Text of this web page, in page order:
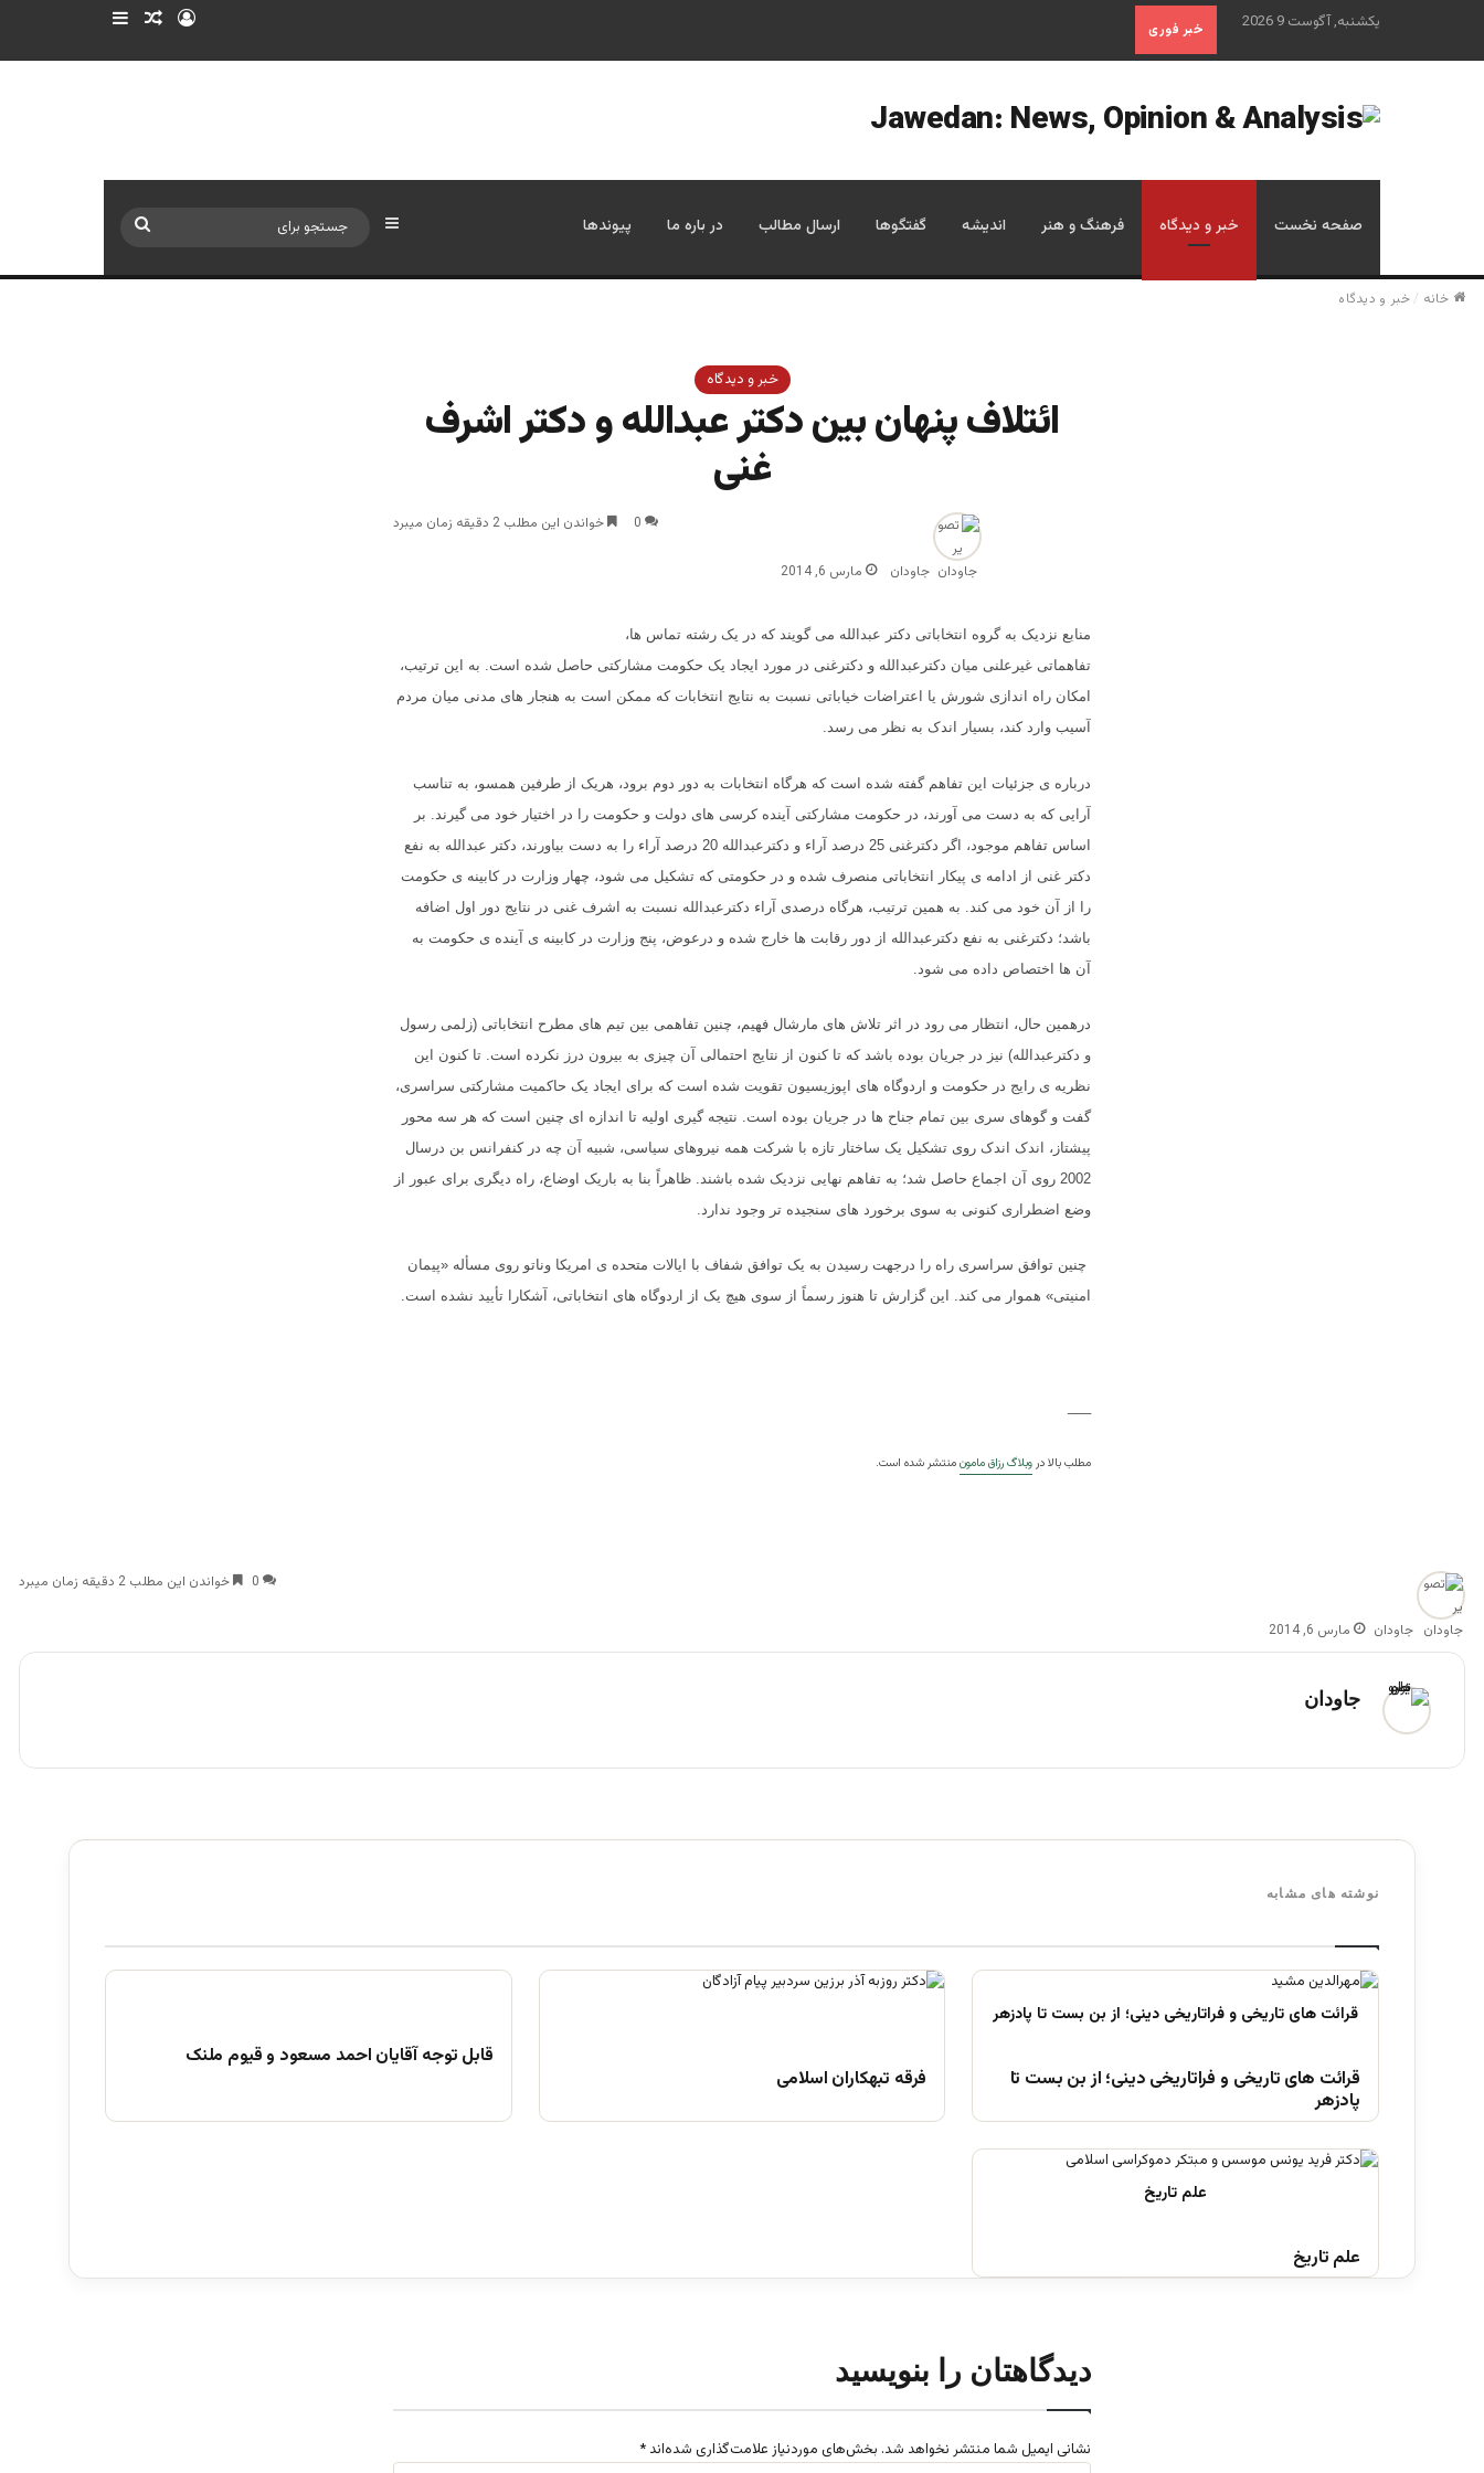
یکشنبه, آگوست 9 2026 خبر فوری ورود نوشته تصادفی
صفحه نخست خبر و دیدگاه فرهنگ و هنر اندیشه گفتگوها ارسال مطالب در باره ما پیوندها سایدبار
خانه /خبر و دیدگاه
خبر و دیدگاه
ائتلاف پنهان بین دکتر عبدالله و دکتر اشرف
غنی
جاودان مارس 6, 2014
0 خواندن این مطلب 2 دقیقه زمان میبرد
منابع نزدیک به گروه انتخاباتی دکتر عبدالله می گویند که در یک رشته تماس ها،
تفاهماتی غیرعلنی میان دکترعبدالله و دکترغنی در مورد ایجاد یک حکومت مشارکتی حاصل شده است. به این ترتیب،
امکان راه اندازی شورش یا اعتراضات خیاباتی نسبت به نتایج انتخابات که ممکن است به هنجار های مدنی میان مردم
آسیب وارد کند، بسیار اندک به نظر می رسد.
درباره ی جزئیات این تفاهم گفته شده است که هرگاه انتخابات به دور دوم برود، هریک از طرفین همسو، به تناسب
آرایی که به دست می آورند، در حکومت مشارکتی آینده کرسی های دولت و حکومت را در اختیار خود می گیرند. بر
اساس تفاهم موجود، اگر دکترغنی 25 درصد آراء و دکترعبدالله 20 درصد آراء را به دست بیاورند، دکتر عبدالله به نفع
دکتر غنی از ادامه ی پیکار انتخاباتی منصرف شده و در حکومتی که تشکیل می شود، چهار وزارت در کابینه ی حکومت
را از آن خود می کند. به همین ترتیب، هرگاه درصدی آراء دکترعبدالله نسبت به اشرف غنی در نتایج دور اول اضافه
باشد؛ دکترغنی به نفع دکترعبدالله از دور رقابت ها خارج شده و درعوض، پنج وزارت در کابینه ی آینده ی حکومت به
آن ها اختصاص داده می شود
درهمین حال، انتظار می رود در اثر تلاش های مارشال فهیم، چنین تفاهمی بین تیم های مطرح انتخاباتی (زلمی رسول
و دکترعبدالله) نیز در جریان بوده باشد که تا کنون از نتایج احتمالی آن چیزی به بیرون درز نکرده است. تا کنون این
نظریه ی رایج در حکومت و اردوگاه های اپوزیسیون تقویت شده است که برای ایجاد یک حاکمیت مشارکتی سراسری،
گفت و گوهای سری بین تمام جناح ها در جریان بوده است. نتیجه گیری اولیه تا اندازه ای چنین است که هر سه محور
پیشتاز، اندک اندک روی تشکیل یک ساختار تازه با شرکت همه نیروهای سیاسی، شبیه آن چه در کنفرانس بن درسال
2002 روی آن اجماع حاصل شد؛ به تفاهم نهایی نزدیک شده باشند. ظاهراً بنا به باریک اوضاع، راه دیگری برای عبور از
وضع اضطراری کنونی به سوی برخورد های سنجیده تر وجود ندارد
چنین توافق سراسری راه را درجهت رسیدن به یک توافق شفاف با ایالات متحده ی امریکا وناتو روی مسأله «پیمان
امنیتی» هموار می کند. این گزارش تا هنوز رسماً از سوی هیچ یک از اردوگاه های انتخاباتی، آشکارا تأیید نشده است.
مطلب بالا دروبلاگ رزاق مامونمنتشر شده است.
جاودان مارس 6, 2014
0 خواندن این مطلب 2 دقیقه زمان میبرد
جاودان
نوشته های مشابه
قرائت های تاریخی و فراتاریخی دینی؛ از بن بست تا
پادزهر
فرقه تبهکاران اسلامی
قابل توجه آقایان احمد مسعود و قیوم ملنک
علم تاریخ
دیدگاهتان را بنویسید
نشانی ایمیل شما منتشر نخواهد شد. بخش‌های موردنیاز علامت‌گذاری شده‌اند *